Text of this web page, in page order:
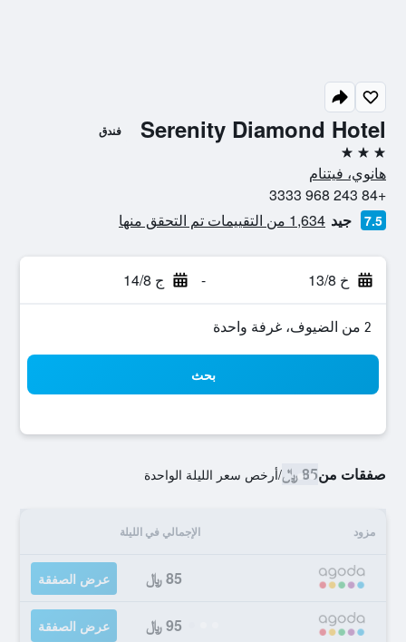
Serenity Diamond Hotel فندق
3 نجوم
هانوي، فيتنام
+84 243 968 3333
7.5 جيد 1,634 من التقييمات تم التحقق منها
خ 13/8 - ج 14/8
2 من الضيوف، غرفة واحدة
بحث
صفقات من85 ﷼ /أرخص سعر الليلة الواحدة
مزود الإجمالي في الليلة
85 ﷼ عرض الصفقة
95 ﷼ عرض الصفقة